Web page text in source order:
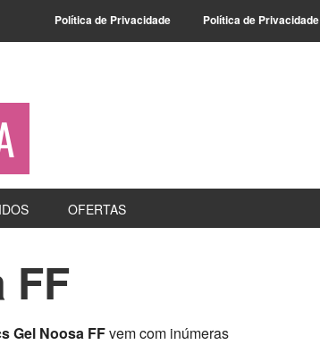
Política de Privacidade Política de Privacidade
OFERTAS
FF
Gel Noosa FFvem com inúmeras